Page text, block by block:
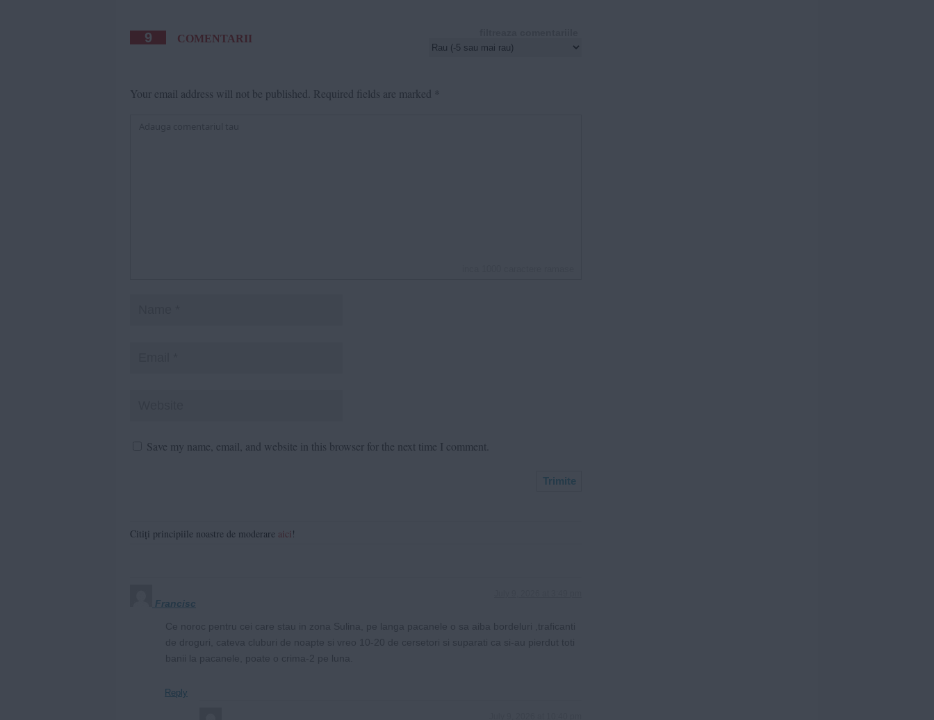
9 COMENTARII
Your email address will not be published. Required fields are marked *
Save my name, email, and website in this browser for the next time I comment.
Citiți principiile noastre de moderare aici!
Francisc
Reply